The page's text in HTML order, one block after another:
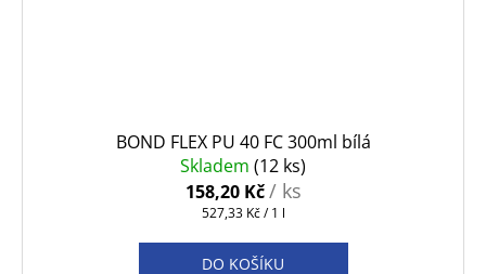
BOND FLEX PU 40 FC 300ml bílá
Skladem (12 ks)
158,20 Kč/ ks
Měrná
527,33 Kč / 1 l
DO KOŠÍKU